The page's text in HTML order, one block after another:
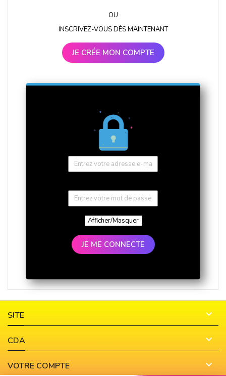
OU
INSCRIVEZ-VOUS DÈS MAINTENANT
JE CRÉE MON COMPTE
Afficher/Masquer
JE ME CONNECTE
SITE 
CDA 
VOTRE COMPTE 